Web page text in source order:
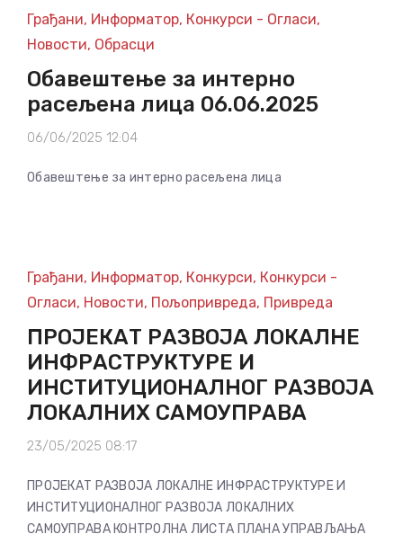
Грађани, Информатор, Конкурси - Огласи,
Новости, Обрасци
Oбавештење за интерно
расељена лица 06.06.2025
06/06/2025 12:04
Oбавештење за интерно расељена лица
Грађани, Информатор, Конкурси, Конкурси -
Огласи, Новости, Пољопривреда, Привреда
ПРОЈЕКАТ РАЗВОЈА ЛОКАЛНЕ
ИНФРАСТРУКТУРЕ И
ИНСТИТУЦИОНАЛНОГ РАЗВОЈА
ЛОКАЛНИХ САМОУПРАВА
23/05/2025 08:17
ПРОЈЕКАТ РАЗВОЈА ЛОКАЛНЕ ИНФРАСТРУКТУРЕ И
ИНСТИТУЦИОНАЛНОГ РАЗВОЈА ЛОКАЛНИХ
САМОУПРАВА КОНТРОЛНА ЛИСТА ПЛАНА УПРАВЉАЊА